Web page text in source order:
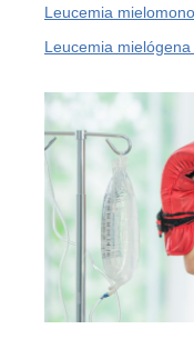
Leucemia
Leucemia